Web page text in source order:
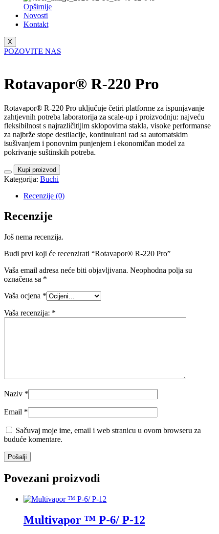
Opširnije
Novosti
Kontakt
X
POZOVITE NAS
Rotavapor® R-220 Pro
Rotavapor® R-220 Pro uključuje četiri platforme za ispunjavanje
zahtjevnih potreba laboratorija za scale-up i proizvodnju: najveću
fleksibilnost s najrazličitijim sklopovima stakla, visoke performanse
za najbrže stope destilacije, kontinuirani rad sa automatskim
isušivanjem i ponovnim punjenjem i ekonomičan model za
pokrivanje suštinskih potreba.
Kupi proizvod
Kategorija: Buchi
Recenzije (0)
Recenzije
Još nema recenzija.
Budi prvi koji će recenzirati “Rotavapor® R-220 Pro”
Vaša email adresa neće biti objavljivana. Neophodna polja su
označena sa *
Vaša ocjena *
Vaša recenzija: *
Naziv *
Email *
Sačuvaj moje ime, email i web stranicu u ovom browseru za
buduće komentare.
Povezani proizvodi
Multivapor ™ P-6/ P-12